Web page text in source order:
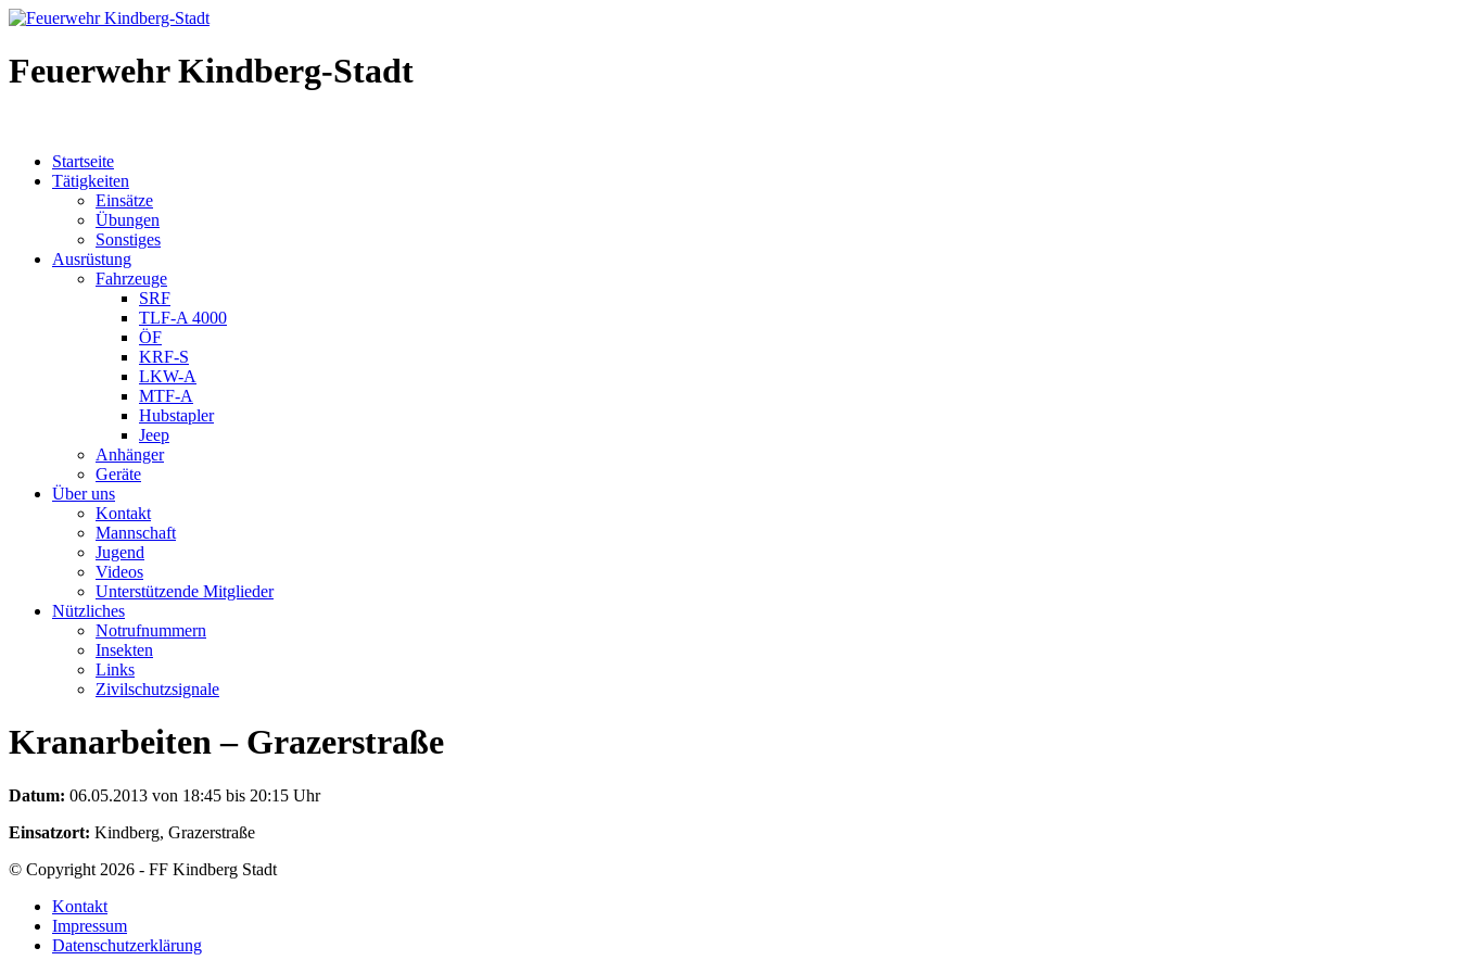
Feuerwehr Kindberg-Stadt
Startseite
Tätigkeiten
Einsätze
Übungen
Sonstiges
Ausrüstung
Fahrzeuge
SRF
TLF-A 4000
ÖF
KRF-S
LKW-A
MTF-A
Hubstapler
Jeep
Anhänger
Geräte
Über uns
Kontakt
Mannschaft
Jugend
Videos
Unterstützende Mitglieder
Nützliches
Notrufnummern
Insekten
Links
Zivilschutzsignale
Kranarbeiten – Grazerstraße
Datum: 06.05.2013 von 18:45 bis 20:15 Uhr
Einsatzort: Kindberg, Grazerstraße
© Copyright 2026 - FF Kindberg Stadt
Kontakt
Impressum
Datenschutzerklärung